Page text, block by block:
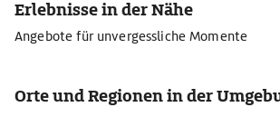
Erlebnisse in der Nähe
Angebote für unvergessliche Momente
Orte und Regionen in der